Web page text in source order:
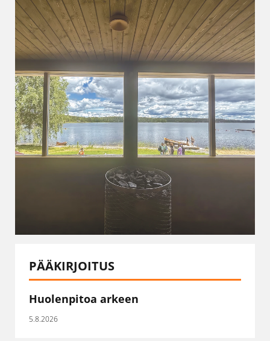
PÄÄKIRJOITUS
Huolenpitoa arkeen
5.8.2026